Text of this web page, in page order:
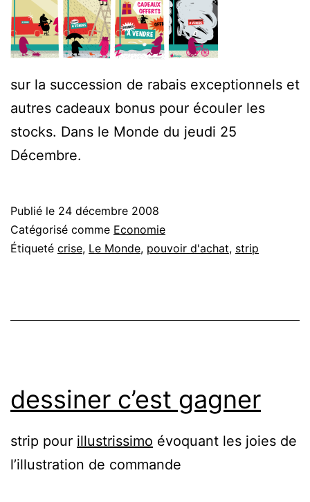
sur la succession de rabais exceptionnels et
autres cadeaux bonus pour écouler les
stocks. Dans le Monde du jeudi 25
Décembre.
Publié le 24 décembre 2008
Catégorisé comme Economie
Étiqueté crise, Le Monde, pouvoir d'achat, strip
dessiner c’est gagner
strip pour illustrissimo évoquant les joies de
l’illustration de commande